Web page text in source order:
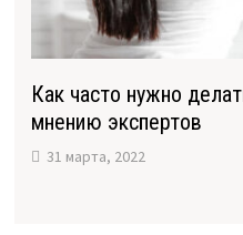
Как часто нужно
мнению экспертов
31 марта, 2022